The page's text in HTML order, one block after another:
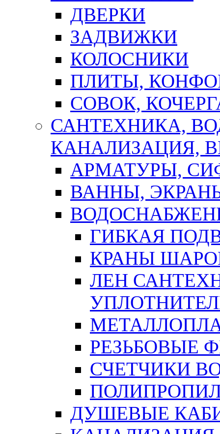
ДВЕРКИ
ЗАДВИЖКИ
КОЛОСНИКИ
ПЛИТЫ,
СОВОК,
САНТЕХНИКА,
КАНАЛИЗАЦИЯ,
АРМАТУРЫ,
ВАННЫ,
ГИБКАЯ
КРАНЫ
ЛЕН
РЕЗЬБОВЫЕ
СЧЕТЧИКИ
ДУШЕВЫЕ